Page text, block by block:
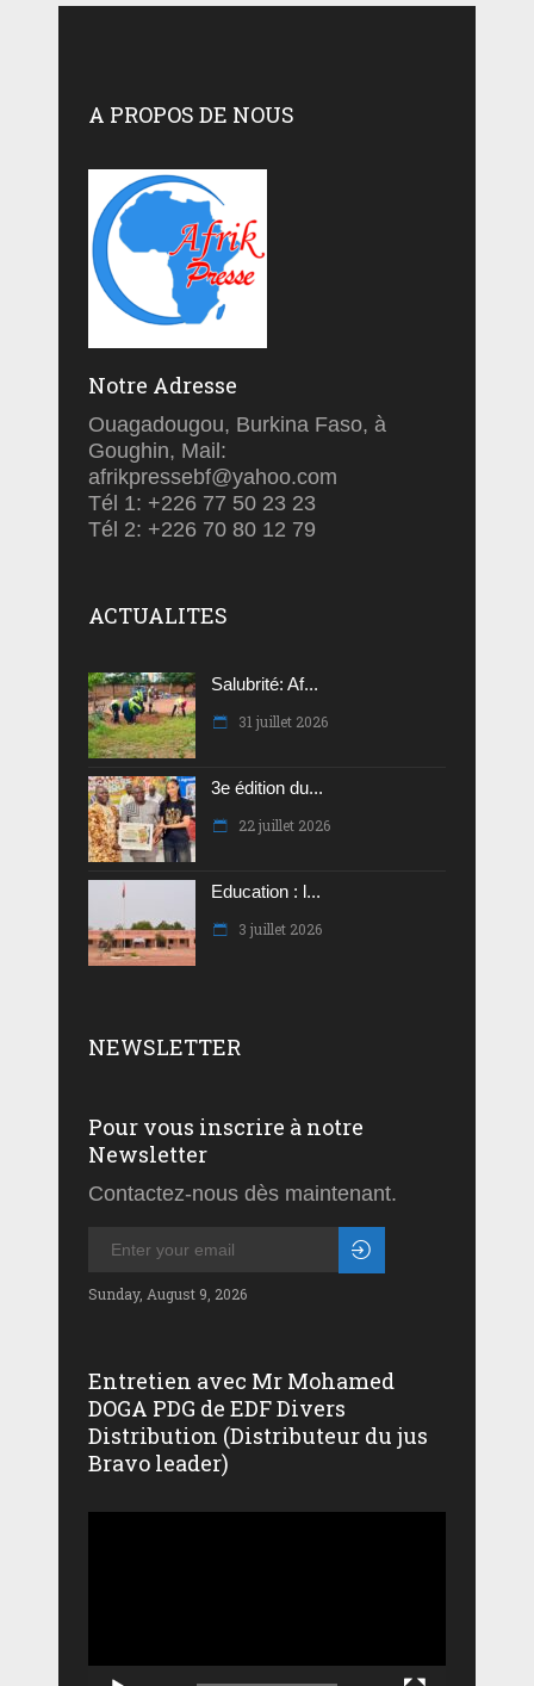
A PROPOS DE NOUS
Notre Adresse
Ouagadougou, Burkina Faso, à
Goughin, Mail:
afrikpressebf@yahoo.com
Tél 1: +226 77 50 23 23
Tél 2: +226 70 80 12 79
ACTUALITES
Salubrité: Af...
31 juillet 2026
3e édition du...
22 juillet 2026
Education : l...
3 juillet 2026
NEWSLETTER
Pour vous inscrire à notre
Newsletter
Contactez-nous dès maintenant.
Sunday, August 9, 2026
Entretien avec Mr Mohamed
DOGA PDG de EDF Divers
Distribution (Distributeur du jus
Bravo leader)